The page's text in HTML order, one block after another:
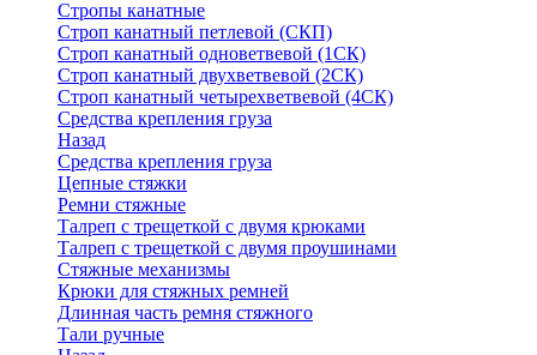
Стропы канатные
Строп канатный петлевой (СКП)
Строп канатный одноветвевой (1СК)
Строп канатный двухветвевой (2СК)
Строп канатный четырехветвевой (4СК)
Средства крепления груза
Назад
Средства крепления груза
Цепные стяжки
Ремни стяжные
Талреп с трещеткой с двумя крюками
Талреп с трещеткой с двумя проушинами
Стяжные механизмы
Крюки для стяжных ремней
Длинная часть ремня стяжного
Тали ручные